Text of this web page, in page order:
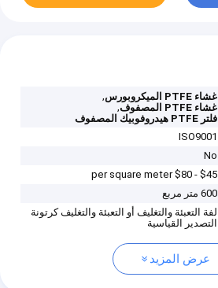
غشاء PTFE الميكروبورس
,
غشاء PTFE المصفوف
,
فلتر PTFE هيدروفوبيك المصفوف
ISO9001
No
$45 - $80 per square meter
600 متر مربع
لفة التعبئة والتغليف أو التعبئة والتغليف كرتونة
التصدير القياسية
عرض المزيد